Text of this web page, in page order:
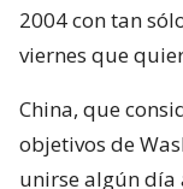
2004 con tan
viernes que
China, que
objetivos de
unirse algún día